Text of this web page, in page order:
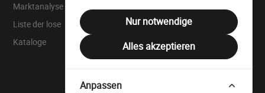
Marktanalyse
Liste der lose
Kataloge
Rechtliche Ressourcen
Filière Bois Wallonie
Nur notwendige
Alles akzeptieren
Anpassen